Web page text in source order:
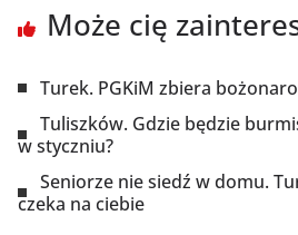
Może cię
Turek. PGKiM zbiera
Tuliszków. Gdzie będzie
w styczniu?
Seniorze nie siedź w domu.
czeka na ciebie